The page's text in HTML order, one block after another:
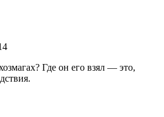
Где он его взял — это,